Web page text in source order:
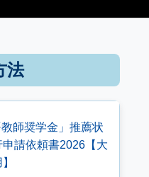
法
師奨学金」推薦状
請依頼書2026【大